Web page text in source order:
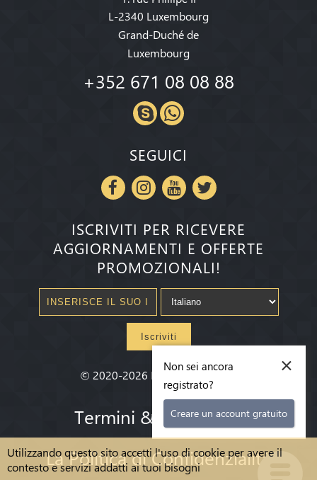
Utilizzando questo sito accetti l'uso di cookie per avere il
contesto e servizi addatti ai tuoi bisogni
L-2340 Luxembourg
Grand-Duché de
Luxembourg
+352 671 08 08 88
SEGUICI
ISCRIVITI PER RICEVERE
AGGIORNAMENTI E OFFERTE
PROMOZIONALI!
Iscriviti
© 2020-2026 Millenium State®
Termini & condizioni
La Politica di Confidenzialità
×
Non sei ancora
registrato?
Creare un account gratuito